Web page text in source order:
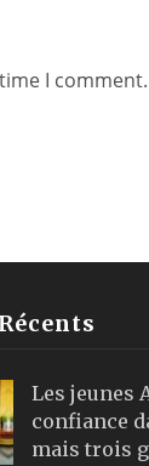
I comment.
Les jeunes
confiance
mais trois